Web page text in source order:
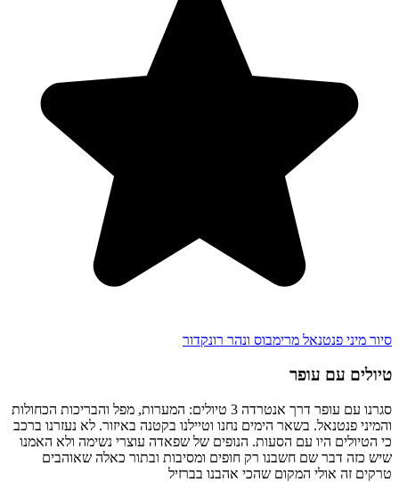
סיור מיני פנטנאל מרימבוס ונהר רונקדור
טיולים עם עופר
סגרנו עם עופר דרך אנטרדה 3 טיולים: המערות, מפל והבריכות הכחולות
והמיני פנטנאל. בשאר הימים נחנו וטיילנו בקטנה באיזור. לא נעזרנו ברכב
כי הטיולים היו עם הסעות. הנופים של שפאדה עוצרי נשימה ולא האמנו
שיש כזה דבר שם חשבנו רק חופים ומסיבות ובתור כאלה שאוהבים
טרקים זה אולי המקום שהכי אהבנו בברזיל